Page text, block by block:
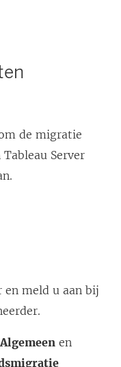
de migratie
Tableau Server
en meld u aan bij
Algemeen en